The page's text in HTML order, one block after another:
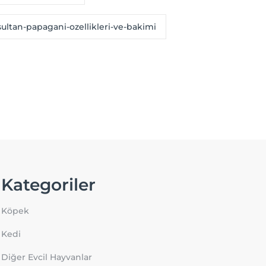
papagani-ozellikleri-ve-bakimi
Kategoriler
Köpek
Kedi
Diğer Evcil Hayvanlar